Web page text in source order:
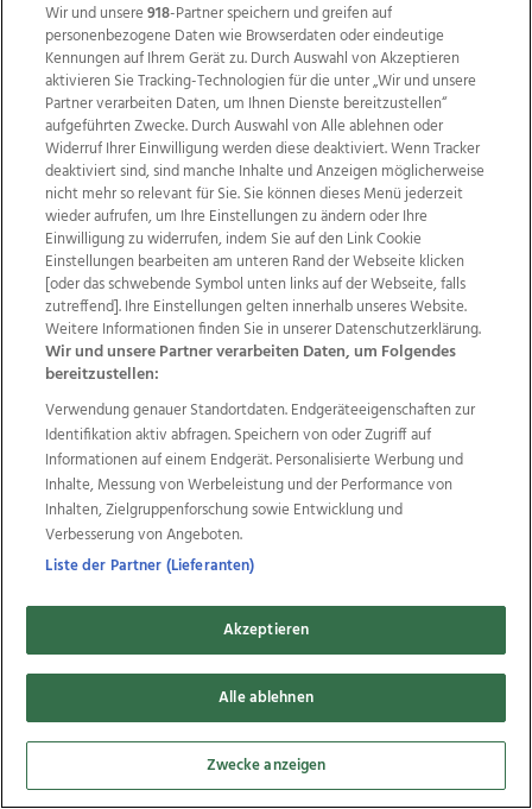
Wir über uns Mediadaten Kontakt
Jobs
Datenschutz
Impressum
AGB Anzeigekunden
AGB Website
Ehrenkodex Politische Werbung
Weitere Angebote des Medienhauses Wimmer
TV1 di-mog-i.at OÖNow
Ischler Woche
Life Radio
OÖNachrichten
OÖN Immobilien
OÖN Karriere
OÖN Reise
Promenaden Galerien
Regionaljobs
wasistlos.at wirtrauern.at
Copyrights © 2026 Tips Zeitungs GmbH & Co KG
developed by
Wir und unsere918-Partner speichern und greifen auf
personenbezogene Daten wie Browserdaten oder eindeutige
Kennungen auf Ihrem Gerät zu. Durch Auswahl von Akzeptieren
aktivieren Sie Tracking-Technologien für die unter „Wir und unsere
Partner verarbeiten Daten, um Ihnen Dienste bereitzustellen“
aufgeführten Zwecke. Durch Auswahl von Alle ablehnen oder
Widerruf Ihrer Einwilligung werden diese deaktiviert. Wenn Tracker
deaktiviert sind, sind manche Inhalte und Anzeigen möglicherweise
nicht mehr so relevant für Sie. Sie können dieses Menü jederzeit
wieder aufrufen, um Ihre Einstellungen zu ändern oder Ihre
Einwilligung zu widerrufen, indem Sie auf den Link Cookie
Einstellungen bearbeiten am unteren Rand der Webseite klicken
[oder das schwebende Symbol unten links auf der Webseite, falls
zutreffend]. Ihre Einstellungen gelten innerhalb unseres Website.
Weitere Informationen finden Sie in unserer Datenschutzerklärung.
Wir und unsere Partner verarbeiten Daten, um Folgendes
bereitzustellen:
Verwendung genauer Standortdaten. Endgeräteeigenschaften zur
Identifikation aktiv abfragen. Speichern von oder Zugriff auf
Informationen auf einem Endgerät. Personalisierte Werbung und
Inhalte, Messung von Werbeleistung und der Performance von
Inhalten, Zielgruppenforschung sowie Entwicklung und
Verbesserung von Angeboten.
Liste der Partner (Lieferanten)
Akzeptieren
Alle ablehnen
Zwecke anzeigen